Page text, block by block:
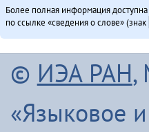
Более полная информация доступна
по ссылке «сведения о слове» (знак
© ИЭА РАН,
«Языковое